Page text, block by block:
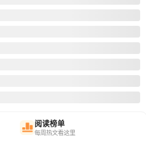
阅读榜单
每周热文看这里